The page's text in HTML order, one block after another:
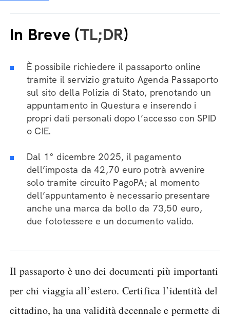
In Breve (TL;DR)
È possibile richiedere il passaporto online
tramite il servizio gratuito Agenda Passaporto
sul sito della Polizia di Stato, prenotando un
appuntamento in Questura e inserendo i
propri dati personali dopo l’accesso con SPID
o CIE.
Dal 1° dicembre 2025, il pagamento
dell’imposta da 42,70 euro potrà avvenire
solo tramite circuito PagoPA; al momento
dell’appuntamento è necessario presentare
anche una marca da bollo da 73,50 euro,
due fototessere e un documento valido.
Il passaporto è uno dei documenti più importanti
per chi viaggia all’estero. Certifica l’identità del
cittadino, ha una validità decennale e permette di